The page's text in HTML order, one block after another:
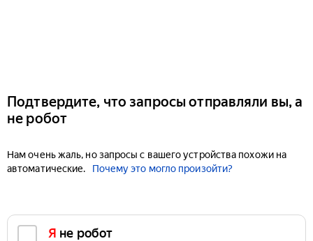
Подтвердите, что запросы отправляли вы, а
не робот
Нам очень жаль, но запросы с вашего устройства похожи на
автоматические.
Почему это могло произойти?
Я не робот